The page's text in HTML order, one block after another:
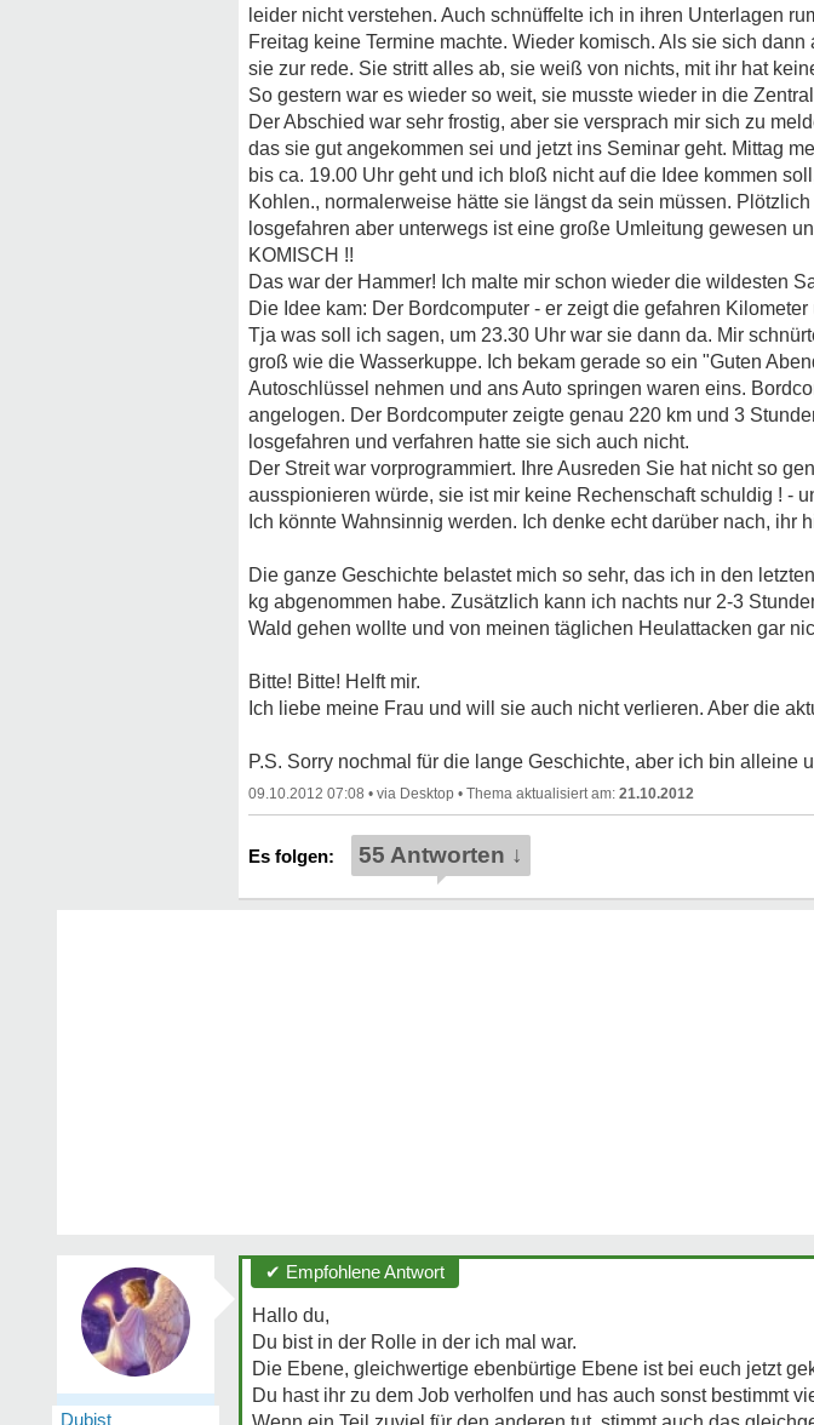
leider nicht verstehen. Auch schnüffelte ich in ihren Unterlagen
Freitag keine Termine machte. Wieder komisch. Als sie sich
sie zur rede. Sie stritt alles ab, sie weiß von nichts, mit ihr hat
So gestern war es wieder so weit, sie musste wieder in die
Der Abschied war sehr frostig, aber sie versprach mir sich zu
das sie gut angekommen sei und jetzt ins Seminar geht. Mittag
bis ca. 19.00 Uhr geht und ich bloß nicht auf die Idee kommen
Kohlen., normalerweise hätte sie längst da sein müssen.
losgefahren aber unterwegs ist eine große Umleitung gewesen
KOMISCH !!
Das war der Hammer! Ich malte mir schon wieder die wildesten
Die Idee kam: Der Bordcomputer - er zeigt die gefahren
Tja was soll ich sagen, um 23.30 Uhr war sie dann da. Mir
groß wie die Wasserkuppe. Ich bekam gerade so ein "Guten
Autoschlüssel nehmen und ans Auto springen waren eins.
angelogen. Der Bordcomputer zeigte genau 220 km und 3
losgefahren und verfahren hatte sie sich auch nicht.
Der Streit war vorprogrammiert. Ihre Ausreden Sie hat nicht so
ausspionieren würde, sie ist mir keine Rechenschaft schuldig ! -
Ich könnte Wahnsinnig werden. Ich denke echt darüber nach, ihr
Die ganze Geschichte belastet mich so sehr, das ich in den
kg abgenommen habe. Zusätzlich kann ich nachts nur 2-3
Wald gehen wollte und von meinen täglichen Heulattacken gar
Bitte! Bitte! Helft mir.
Ich liebe meine Frau und will sie auch nicht verlieren. Aber die
P.S. Sorry nochmal für die lange Geschichte, aber ich bin alleine
09.10.2012 07:08 • • 21.10.2012
55 Antworten ↓
Dubist
✔ Empfohlene Antwort
Hallo du,
Du bist in der Rolle in der ich mal war.
Die Ebene, gleichwertige ebenbürtige Ebene ist bei euch jetzt
Du hast ihr zu dem Job verholfen und has auch sonst bestimmt